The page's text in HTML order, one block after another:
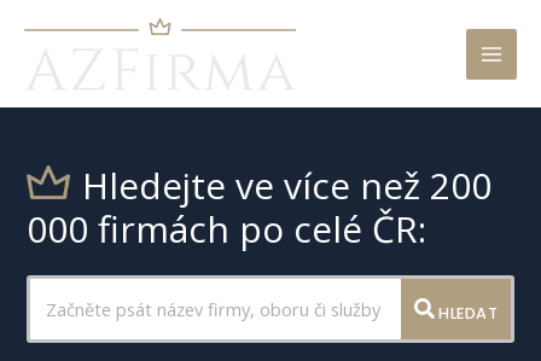
Hledejte ve více než 200
000 firmách po celé ČR:
HLEDAT